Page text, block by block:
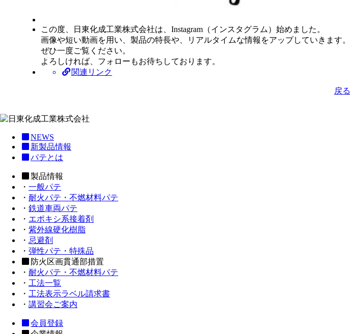
この度、日東化成工業株式会社は、Instagram（インスタグラム）始めました。
画像や短い動画を用い、製品の特長や、リアルタイムな情報をアップしていきます。
ぜひ一度ご覧ください。
よろしければ、フォローもお待ちしております。
関連リンク
戻る
NEWS
新製品情報
パテとは
製品情報
・ 一般パテ
・ 耐火パテ・不燃材料パテ
・ 鉄道車両パテ
・ エポキシ系接着剤
・ 紫外線硬化樹脂
・ 忌避剤
・ 弾性パテ・特殊品
防火区画貫通部措置
・ 耐火パテ・不燃材料パテ
・ 工法一覧
・ 工法表示ラベル請求書
・ 講習会ご案内
会員登録